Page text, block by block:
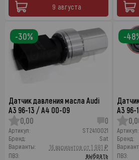
9 августа
Датчик давления масла Audi
A3 96-13 / A4 00-09
0,00
0
Артикул:
ST2410021
Бренд:
Sat
Варианты:
16 вариантов от 1 981 ₽
ПВЗ:
выбрать
-30%
A3 96-
Артикул:
Бренд:
ПВЗ:
-